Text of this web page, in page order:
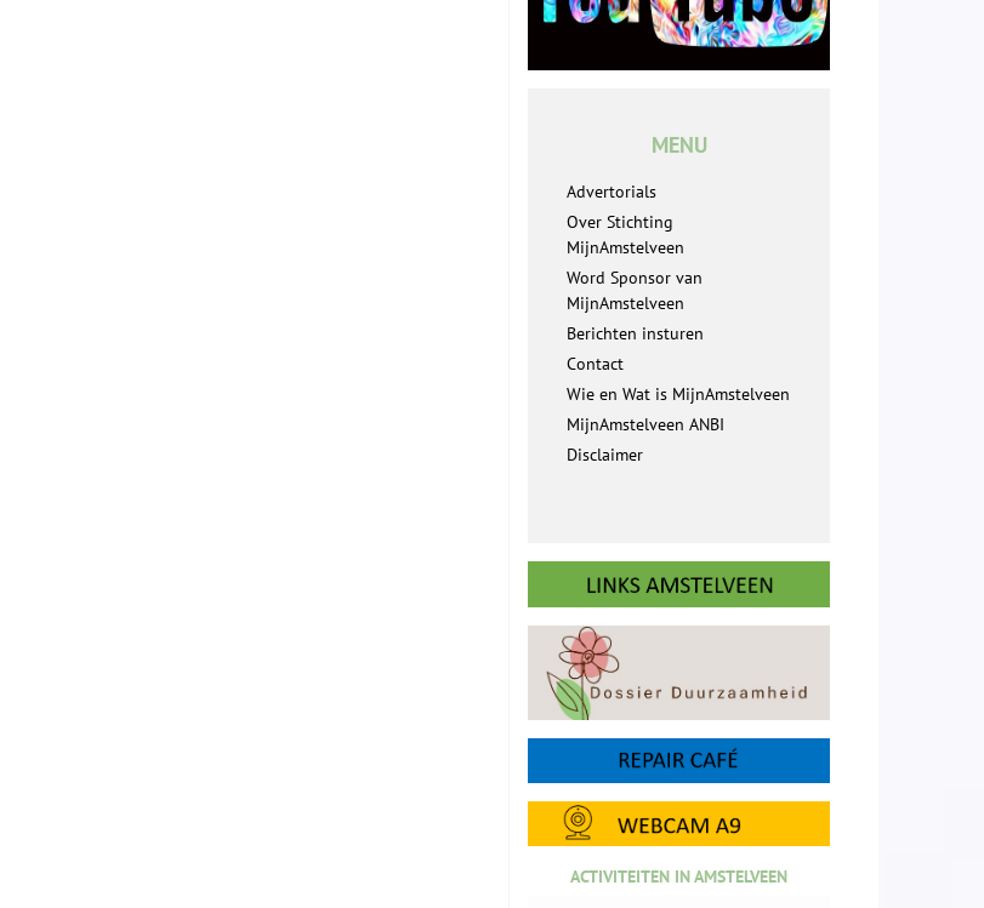
MENU
Advertorials
Over Stichting
MijnAmstelveen
Word Sponsor van
MijnAmstelveen
Berichten insturen
Contact
Wie en Wat is MijnAmstelveen
MijnAmstelveen ANBI
Disclaimer
ACTIVITEITEN IN AMSTELVEEN